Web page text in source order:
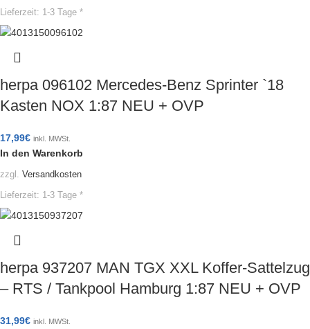
Lieferzeit: 1-3 Tage *
herpa 096102 Mercedes-Benz Sprinter `18
Kasten NOX 1:87 NEU + OVP
17,99€ inkl. MWSt.
In den Warenkorb
zzgl. Versandkosten
Lieferzeit: 1-3 Tage *
herpa 937207 MAN TGX XXL Koffer-Sattelzug
– RTS / Tankpool Hamburg 1:87 NEU + OVP
31,99€ inkl. MWSt.